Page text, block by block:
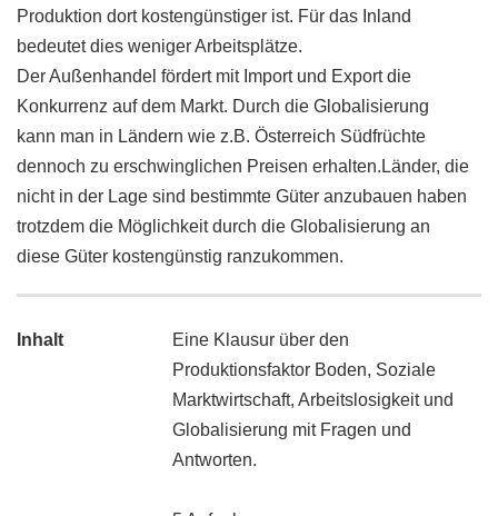
Produktion dort kostengünstiger ist. Für das Inland
bedeutet dies weniger Arbeitsplätze.
Der Außenhandel fördert mit Import und Export die
Konkurrenz auf dem Markt. Durch die Globalisierung
kann man in Ländern wie z.B. Österreich Südfrüchte
dennoch zu erschwinglichen Preisen erhalten.Länder, die
nicht in der Lage sind bestimmte Güter anzubauen haben
trotzdem die Möglichkeit durch die Globalisierung an
diese Güter kostengünstig ranzukommen.
Inhalt
Eine Klausur über den
Produktionsfaktor Boden, Soziale
Marktwirtschaft, Arbeitslosigkeit und
Globalisierung mit Fragen und
Antworten.